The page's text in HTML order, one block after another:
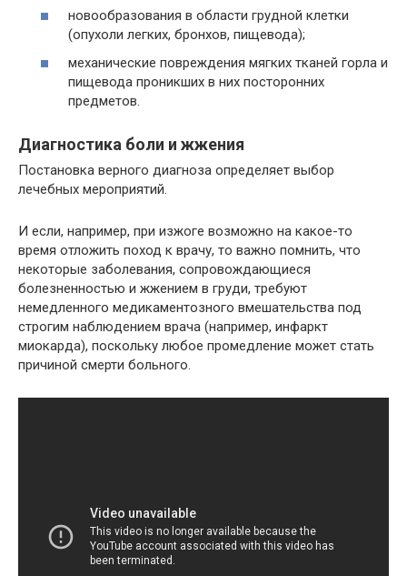
новообразования в области грудной клетки
(опухоли легких, бронхов, пищевода);
механические повреждения мягких тканей горла и
пищевода проникших в них посторонних
предметов.
Диагностика боли и жжения
Постановка верного диагноза определяет выбор
лечебных мероприятий.
И если, например, при изжоге возможно на какое-то
время отложить поход к врачу, то важно помнить, что
некоторые заболевания, сопровождающиеся
болезненностью и жжением в груди, требуют
немедленного медикаментозного вмешательства под
строгим наблюдением врача (например, инфаркт
миокарда), поскольку любое промедление может стать
причиной смерти больного.